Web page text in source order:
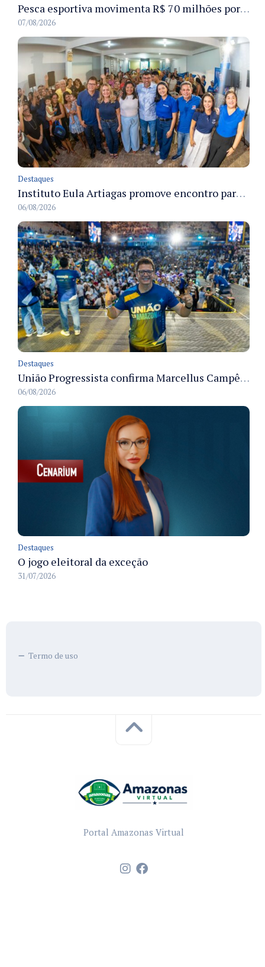
Pesca esportiva movimenta R$ 70 milhões por ano e ganha espaço na economia sustentável do Amazonas
07/08/2026
Destaques
Instituto Eula Artiagas promove encontro para discutir melhorias para o bairro Petrópolis
06/08/2026
Destaques
União Progressista confirma Marcellus Campêlo como candidato a deputado estadual
06/08/2026
Destaques
O jogo eleitoral da exceção
31/07/2026
Termo de uso
Portal Amazonas Virtual